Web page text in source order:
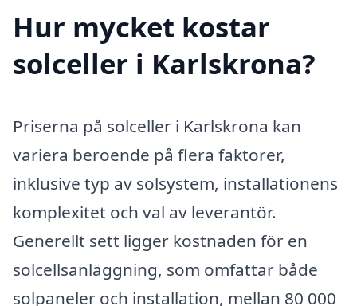
Hur mycket kostar
solceller i Karlskrona?
Priserna på solceller i Karlskrona kan
variera beroende på flera faktorer,
inklusive typ av solsystem, installationens
komplexitet och val av leverantör.
Generellt sett ligger kostnaden för en
solcellsanläggning, som omfattar både
solpaneler och installation, mellan 80 000